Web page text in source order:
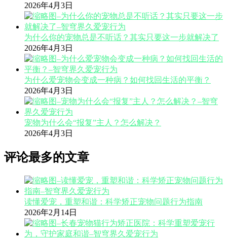
2026年4月3日
为什么你的宠物总是不听话？其实只要这一步就解决了
2026年4月3日
为什么爱宠物会变成一种病？如何找回生活的平衡？
2026年4月3日
宠物为什么会“报复”主人？怎么解决？
2026年4月3日
评论最多的文章
读懂爱宠，重塑和谐：科学矫正宠物问题行为指南
2026年2月14日